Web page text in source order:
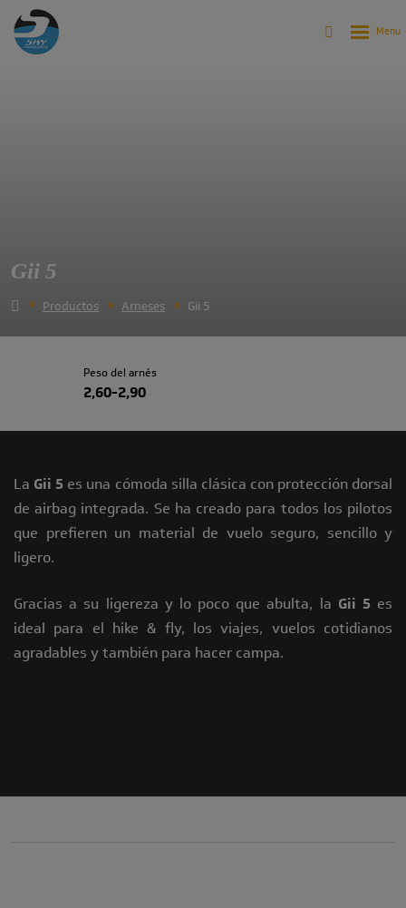
Gii 5
Productos Arneses Gii 5
Peso del arnés
2,60-2,90
La Gii 5 es una cómoda silla clásica con protección dorsal
de airbag integrada. Se ha creado para todos los pilotos
que prefieren un material de vuelo seguro, sencillo y
ligero.
Gracias a su ligereza y lo poco que abulta, la Gii 5 es
ideal para el hike & fly, los viajes, vuelos cotidianos
agradables y también para hacer campa.